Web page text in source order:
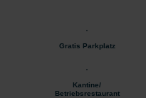
Gratis Parkplatz
Kantine/
Betriebsrestaurant